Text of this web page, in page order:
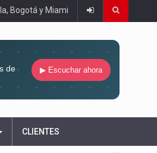
Bogotá y Miami
de
▶ Escuchar ahora
CLIENTES